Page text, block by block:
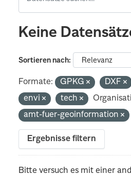
Keine
Sortieren nach
Formate: GPKG DXF
envi
tech
amt-fuer-geoinformation
Ergebnisse filtern
Bitte versuch es mit einer